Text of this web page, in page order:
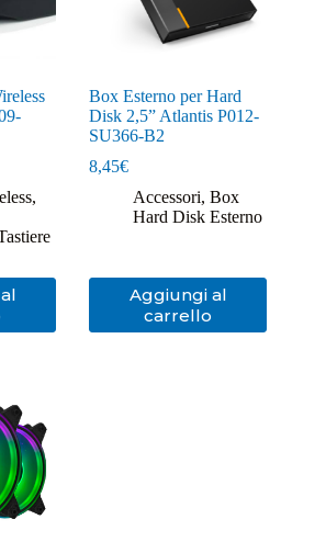
,
Box Esterno per Hard
Disk 2,5” Atlantis P012-
SU366-B2
8,45€
Accessori,Box
Hard Disk Esterno
Aggiungi al
carrello